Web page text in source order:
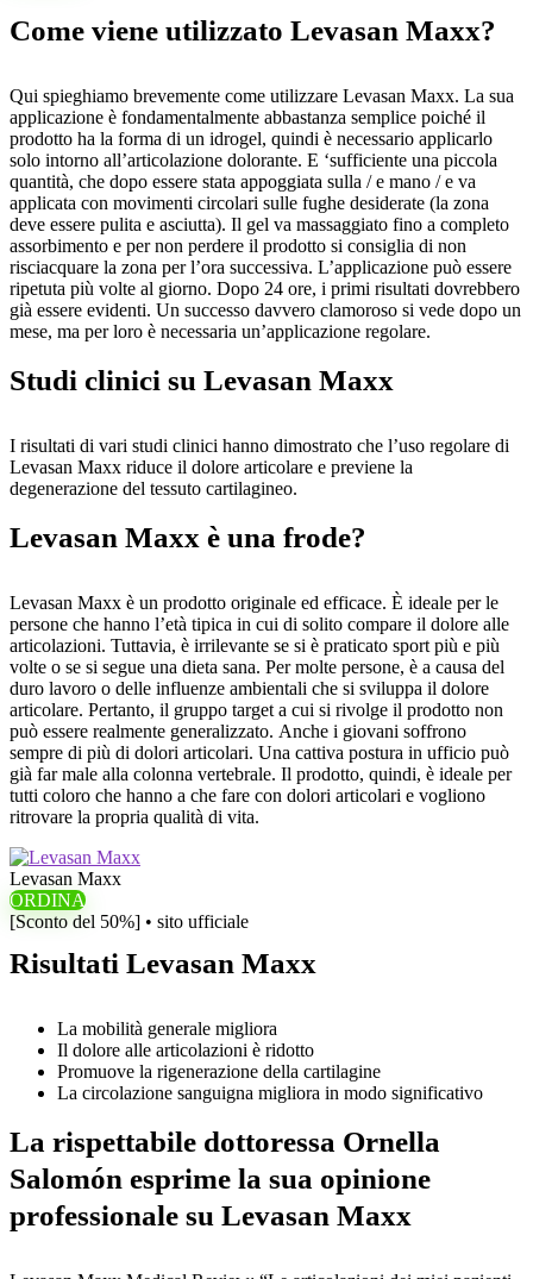
Come viene utilizzato Levasan Maxx?
Qui spieghiamo brevemente come utilizzare Levasan Maxx. La sua
applicazione è fondamentalmente abbastanza semplice poiché il
prodotto ha la forma di un idrogel, quindi è necessario applicarlo
solo intorno all’articolazione dolorante. E ‘sufficiente una piccola
quantità, che dopo essere stata appoggiata sulla / e mano / e va
applicata con movimenti circolari sulle fughe desiderate (la zona
deve essere pulita e asciutta). Il gel va massaggiato fino a completo
assorbimento e per non perdere il prodotto si consiglia di non
risciacquare la zona per l’ora successiva. L’applicazione può essere
ripetuta più volte al giorno. Dopo 24 ore, i primi risultati dovrebbero
già essere evidenti. Un successo davvero clamoroso si vede dopo un
mese, ma per loro è necessaria un’applicazione regolare.
Studi clinici su Levasan Maxx
I risultati di vari studi clinici hanno dimostrato che l’uso regolare di
Levasan Maxx riduce il dolore articolare e previene la
degenerazione del tessuto cartilagineo.
Levasan Maxx è una frode?
Levasan Maxx è un prodotto originale ed efficace. È ideale per le
persone che hanno l’età tipica in cui di solito compare il dolore alle
articolazioni. Tuttavia, è irrilevante se si è praticato sport più e più
volte o se si segue una dieta sana. Per molte persone, è a causa del
duro lavoro o delle influenze ambientali che si sviluppa il dolore
articolare. Pertanto, il gruppo target a cui si rivolge il prodotto non
può essere realmente generalizzato. Anche i giovani soffrono
sempre di più di dolori articolari. Una cattiva postura in ufficio può
già far male alla colonna vertebrale. Il prodotto, quindi, è ideale per
tutti coloro che hanno a che fare con dolori articolari e vogliono
ritrovare la propria qualità di vita.
Levasan Maxx
ORDINA
[Sconto del 50%] • sito ufficiale
Risultati Levasan Maxx
La mobilità generale migliora
Il dolore alle articolazioni è ridotto
Promuove la rigenerazione della cartilagine
La circolazione sanguigna migliora in modo significativo
La rispettabile dottoressa Ornella
Salomón esprime la sua opinione
professionale su Levasan Maxx